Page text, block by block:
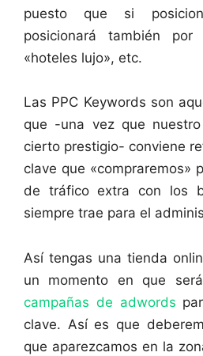
puesto que si
posicionará también por
«hoteles lujo», etc.
Las PPC Keywords son
que -una vez que
cierto prestigio- conviene
clave que «compraremos»
de tráfico extra con los
siempre trae para el
Así tengas una tienda
un momento en que
campañas de adwords
clave. Así es que
que aparezcamos en la